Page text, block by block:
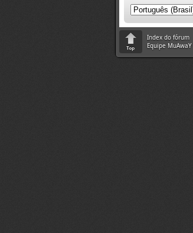
Index do fórum
Equipe MuAwaY